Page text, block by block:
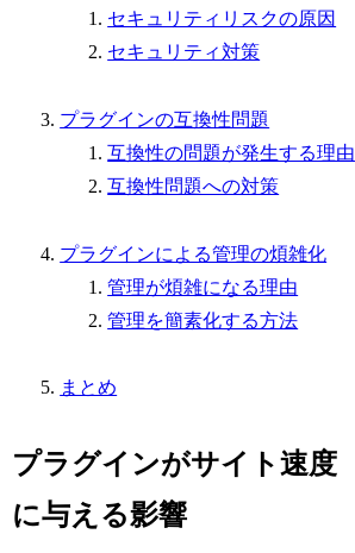
セキュリティリスクの原因
セキュリティ対策
プラグインの互換性問題
互換性の問題が発生する理由
互換性問題への対策
プラグインによる管理の煩雑化
管理が煩雑になる理由
管理を簡素化する方法
まとめ
プラグインがサイト速度
に与える影響